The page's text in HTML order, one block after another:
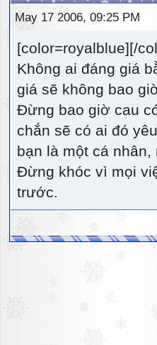
May 17 2006, 09:25 PM
[color=royalblue][/
Không ai đáng giá
giá sẽ không bao
Đừng bao giờ cau
chắn sẽ có ai đó
bạn là một cá
Đừng khóc vì mọi
trước.